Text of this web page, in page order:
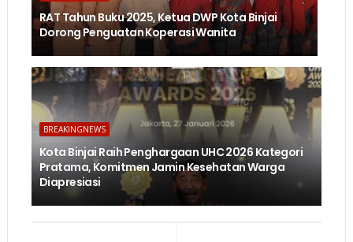
RAT Tahun Buku 2025, Ketua DWP Kota Binjai
Dorong Penguatan Koperasi Wanita
BREAKINGNEWS
Kota Binjai Raih Penghargaan UHC 2026 Kategori
Pratama, Komitmen Jamin Kesehatan Warga
Diapresiasi